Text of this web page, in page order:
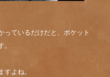
っているだけだと、ポケット
すよね。